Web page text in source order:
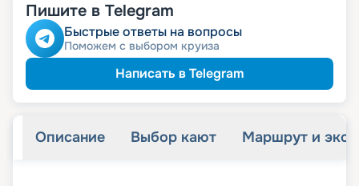
Скидкадетям
Скидкапенсионерам
Пишите в Telegram
Быстрые ответы на вопросы
Поможем с выбором круиза
Написать в Telegram
Описание Выбор кают Маршрут и